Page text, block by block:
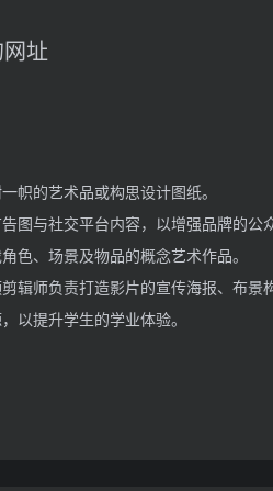
址
帜的艺术品或构思设计图纸。
图与社交平台内容，以增强品牌的公
色、场景及物品的概念艺术作品。
辑师负责打造影片的宣传海报、布景
以提升学生的学业体验。